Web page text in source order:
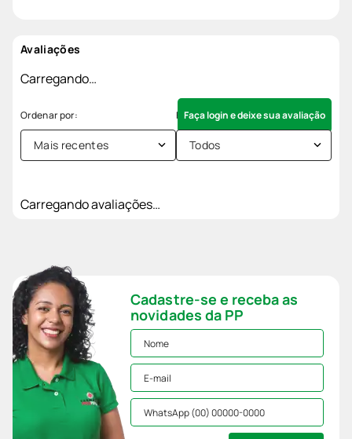
Avaliações
Carregando…
Faça login e deixe sua avaliação
Mais recentes Todos
Carregando avaliações…
Cadastre-se e receba as
novidades da PP